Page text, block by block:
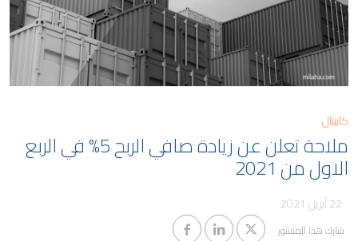
الأسطول
الاستدامة
دعم المنصات البحرية
الغاز والبتروكيماويات
كابيتال
أسهم ملاحة
معلومات مالية
معلومات المساهمين والجمعية
حوكمة الشركات
معلومات مفيدة
الأخبار والإعلام
مدونة
التقطير
تنبيهات الاحتيال
كابيتال
ملاحة تعلن عن زيادة صافي الربح 5% في الربع
الاول من 2021
22 أبريل 2021
شارك هذا المنشور